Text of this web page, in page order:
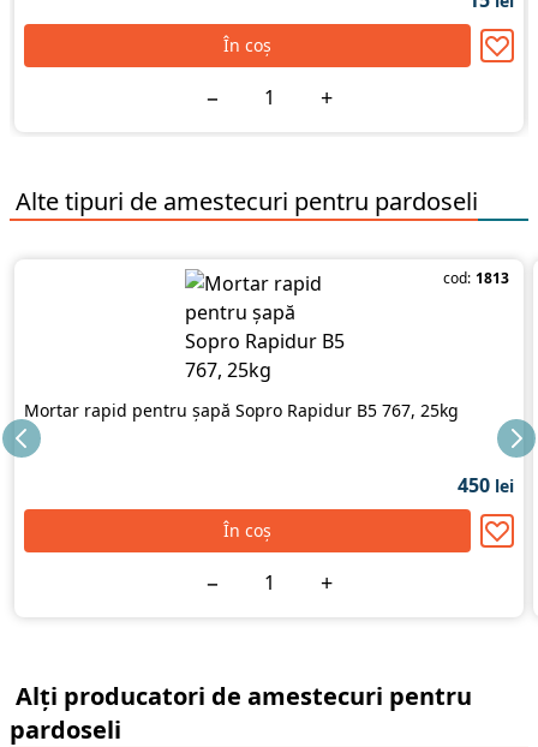
În coș
− +
Alte tipuri de amestecuri pentru pardoseli
cod: 1813
Mortar rapid pentru șapă Sopro Rapidur B5 767, 25kg
450 lei
În coș
− +
Alți producatori de amestecuri pentru
pardoseli